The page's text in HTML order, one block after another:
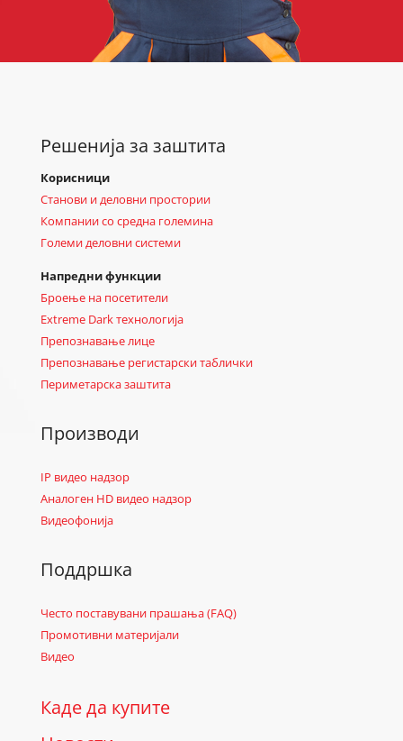
Решенија за заштита
Корисници
Станови и деловни простории
Компании со средна големина
Големи деловни системи
Напредни функции
Броење на посетители
Extreme Dark технологија
Препознавање лице
Препознавање регистарски таблички
Периметарска заштита
Производи
IP видео надзор
Аналоген HD видео надзор
Видеофонија
Поддршка
Често поставувани прашања (FAQ)
Промотивни материјали
Видео
Каде да купите